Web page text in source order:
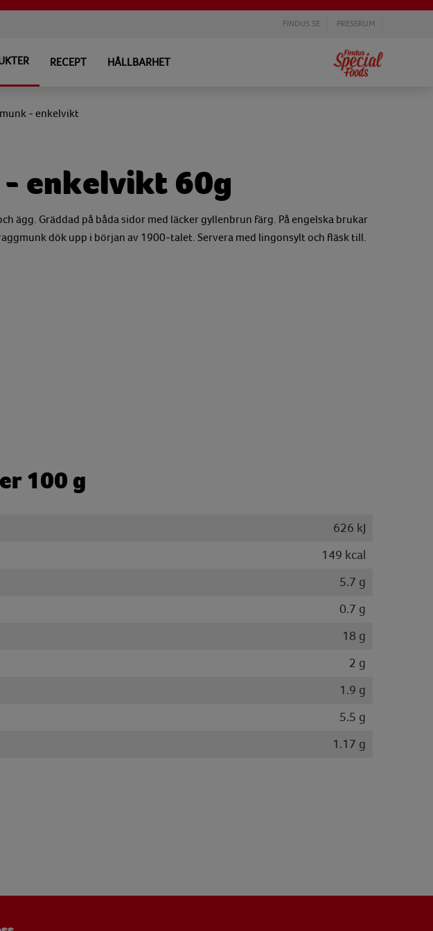
FINDUS.SE PRESSRUM
RECEPT HÅLLBARHET
- enkelvikt
- enkelvikt 60g
ägg. Gräddad på båda sidor med läcker gyllenbrun färg. På engelska brukar
dök upp i början av 1900-talet. Servera med lingonsylt och fläsk till.
100 g
626 kJ
149 kcal
5.7 g
0.7 g
18 g
2 g
1.9 g
5.5 g
1.17 g